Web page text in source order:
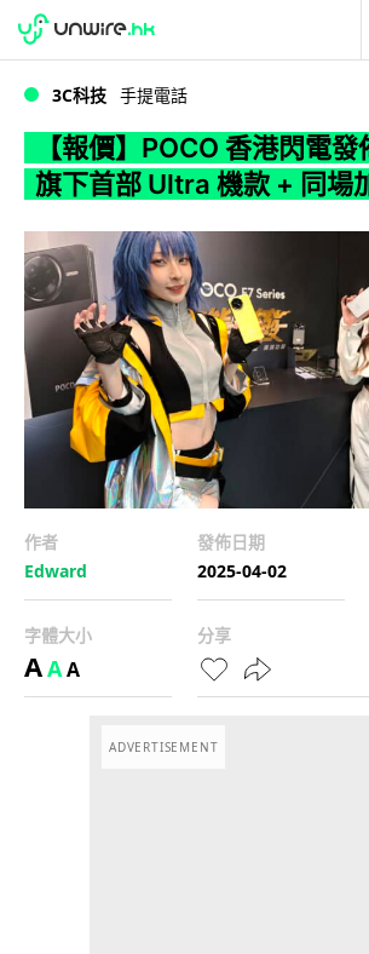
WWDC 2026
3C科技 手提電話
【報價】POCO 香港閃電
旗下首部 Ultra 機款 + 同場
作者
Edward
發佈日期
2025-04-02
字體大小
AAA
分享
ADVERTISEMENT